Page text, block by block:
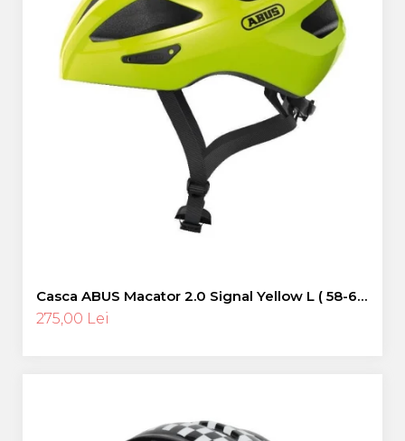
Casca ABUS Macator 2.0 Signal Yellow L ( 58-62
cm)
275,00 Lei